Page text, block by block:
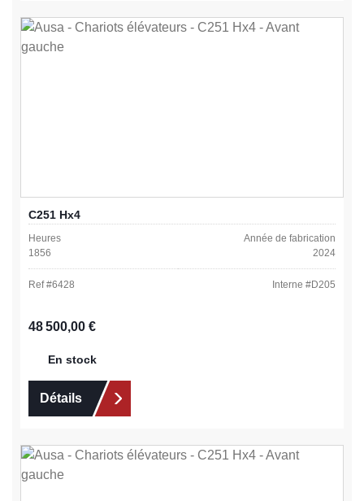
C251 Hx4
Heures
1856
Année de fabrication
2024
Ref #6428 Interne #D205
Prix régulier :
48 500,00 €
En stock
Détails